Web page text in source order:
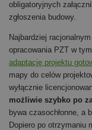
obligatoryjnych
zgłoszenia budowy.
Najbardziej
opracowania PZT w
adaptację projektu
mapy do celów
wyłącznie
możliwie szybko po
bywa czasochłonne, a
Dopiero po otrzymaniu